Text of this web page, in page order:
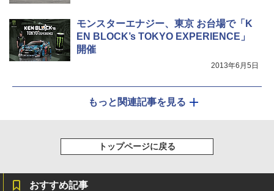
モンスターエナジー、東京 お台場で「K
EN BLOCK’s TOKYO EXPERIENCE」
開催
2013年6月5日
もっと関連記事を見る
トップページに戻る
おすすめ記事